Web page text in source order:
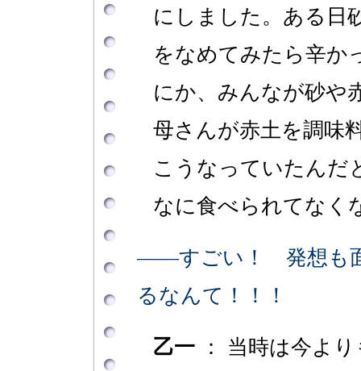
にしました。ある日
をなめてみたら辛か
にか、みんなが砂や
母さんが赤土を調味
こうなっていたんだ
なに食べられてなく
――すごい！ 発想も
るなんて！！！
乙一 ： 当時は今よ